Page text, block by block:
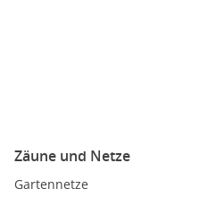
Zäune und Netze
Gartennetze